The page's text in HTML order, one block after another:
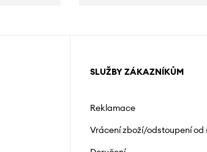
SLUŽBY ZÁKAZNÍKŮM
Reklamace
Vrácení zboží/odstoupení od